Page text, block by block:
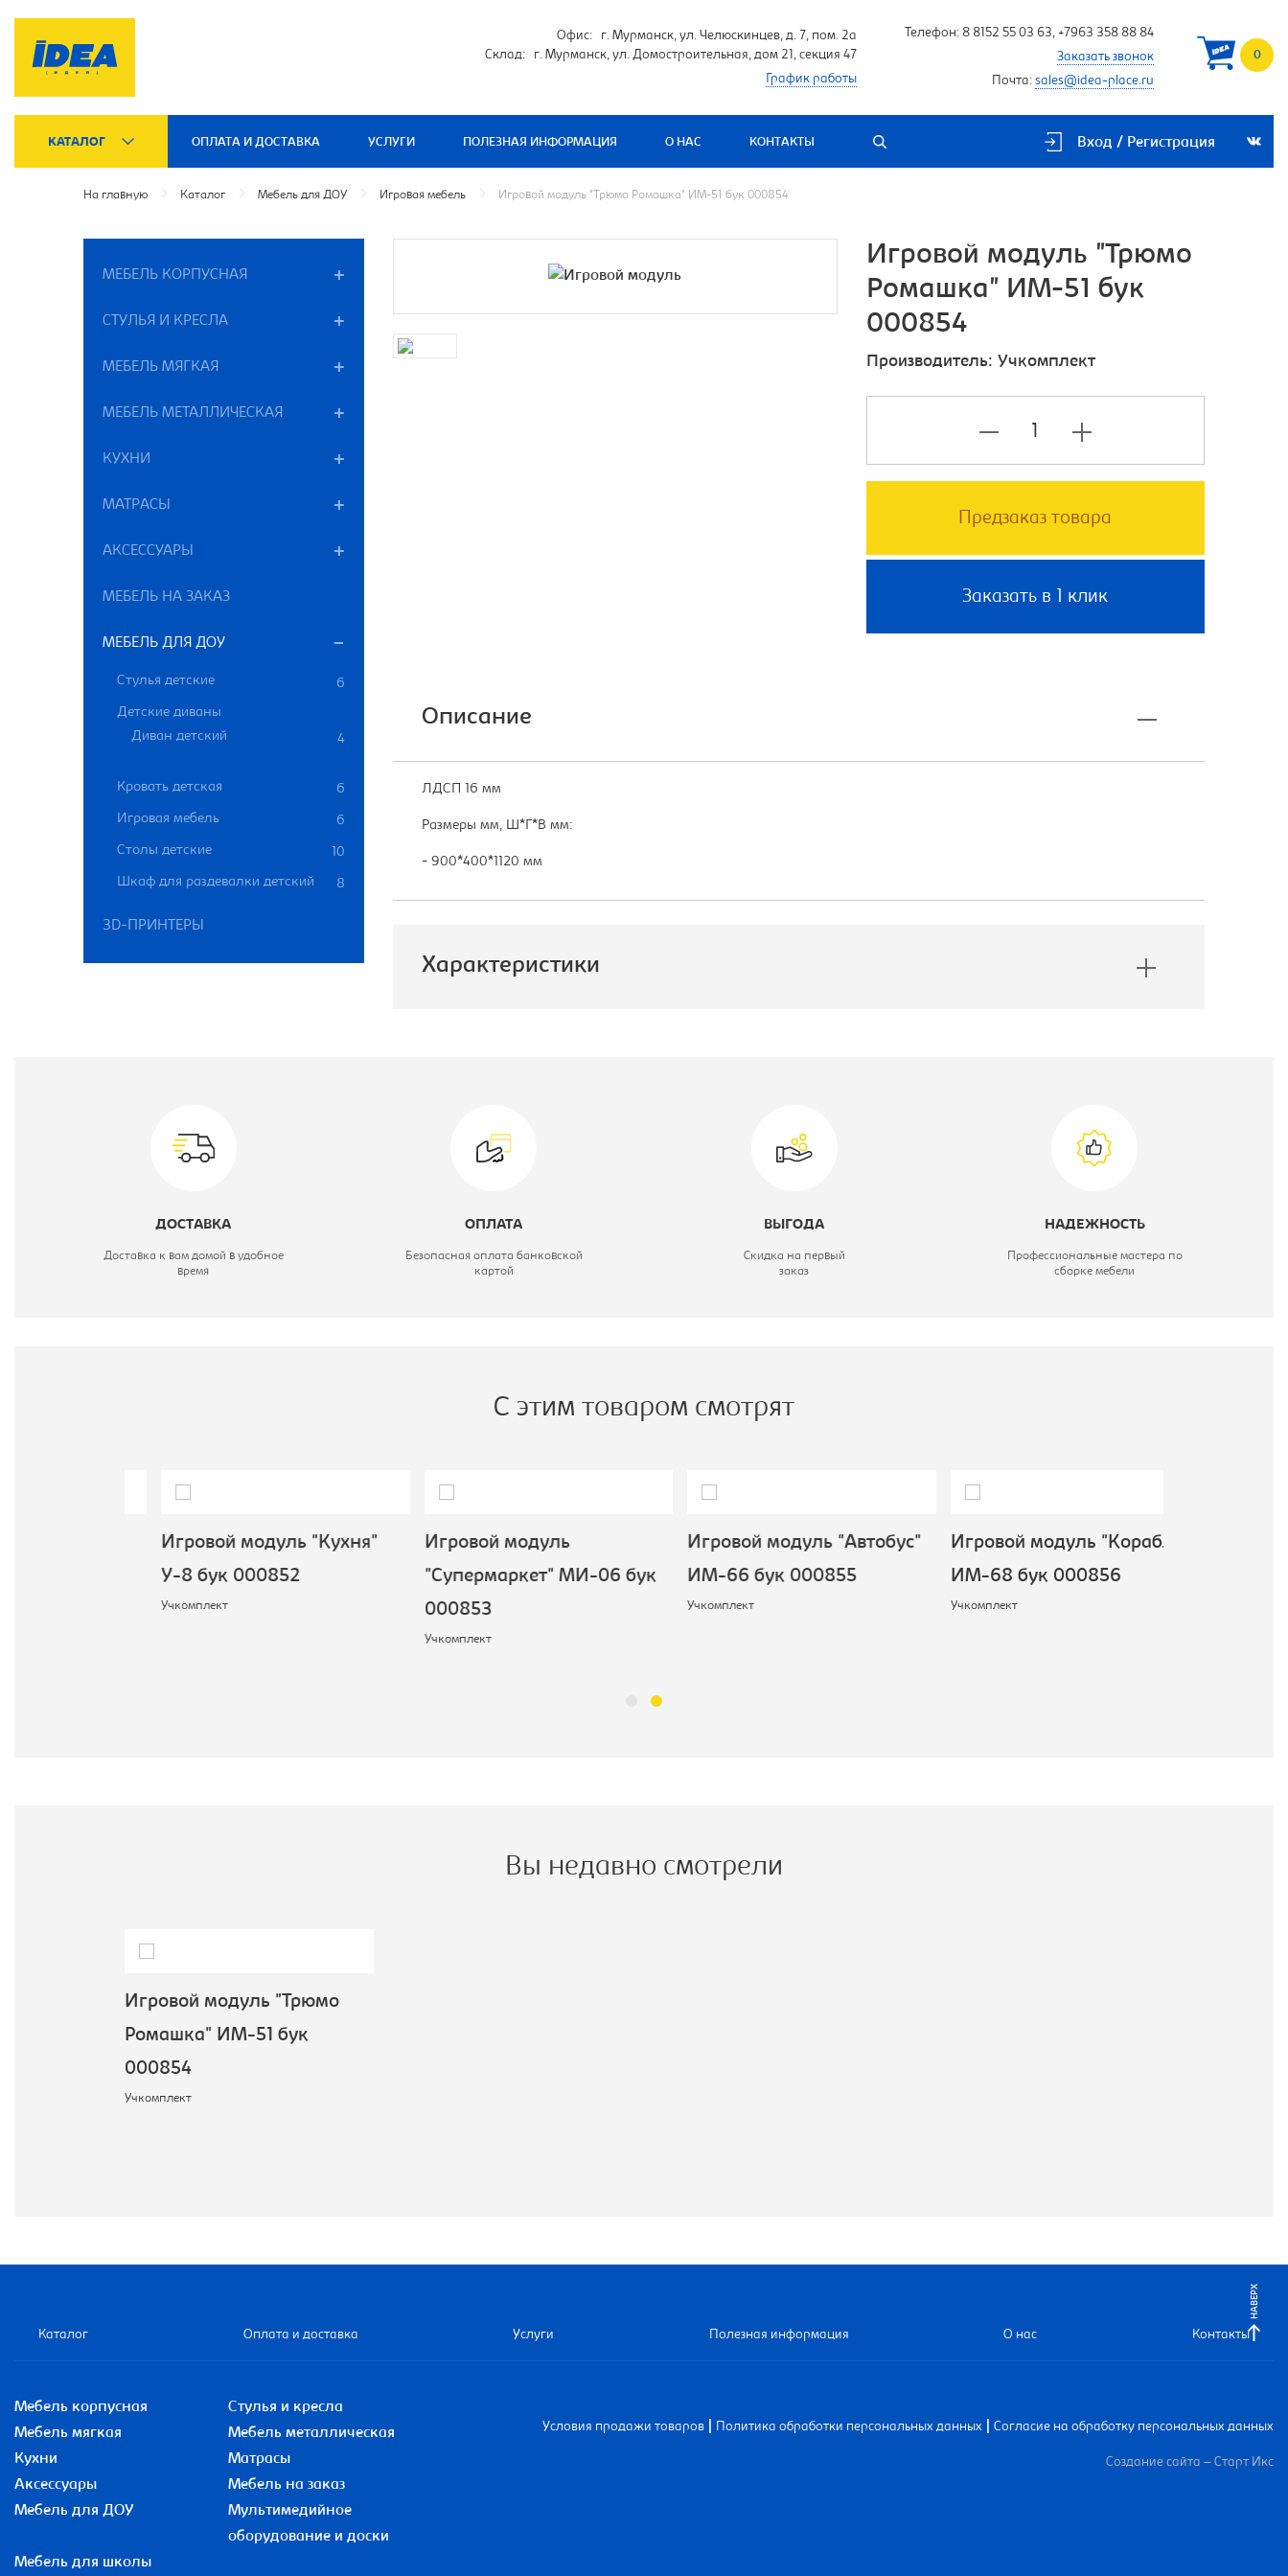
Офис: г. Мурманск, ул. Челюскинцев, д. 7, пом. 2а
Склад: г. Мурманск, ул. Домостроительная, дом 21, секция 47
График работы
Телефон: 8 8152 55 03 63, +7963 358 88 84
Заказать звонок
Почта: sales@idea-place.ru
0
КАТАЛОГ ОПЛАТА И ДОСТАВКА УСЛУГИ ПОЛЕЗНАЯ ИНФОРМАЦИЯ О НАС КОНТАКТЫ Вход / Регистрация
На главную Каталог Мебель для ДОУ Игровая мебель Игровой модуль "Трюмо Ромашка" ИМ-51 бук 000854
МЕБЕЛЬ КОРПУСНАЯ
СТУЛЬЯ И КРЕСЛА
МЕБЕЛЬ МЯГКАЯ
МЕБЕЛЬ МЕТАЛЛИЧЕСКАЯ
КУХНИ
МАТРАСЫ
АКСЕССУАРЫ
МЕБЕЛЬ НА ЗАКАЗ
МЕБЕЛЬ ДЛЯ ДОУ
Стулья детские
6
Детские диваны
Диван детский
4
Кровать детская 6
Игровая мебель 6
Столы детские 10
Шкаф для раздевалки детский 8
3D-ПРИНТЕРЫ
Игровой модуль "Трюмо
Ромашка" ИМ-51 бук
000854
Производитель: Учкомплект
Предзаказ товара
Заказать в 1 клик
Описание
ЛДСП 16 мм
Размеры мм, Ш*Г*В мм:
- 900*400*1120 мм
Характеристики
Глубина, мм:
ДОСТАВКА
Доставка к вам домой в удобное
время
ОПЛАТА
Безопасная оплата банковской
картой
ВЫГОДА
Скидка на первый
заказ
НАДЕЖНОСТЬ
Профессиональные мастера по
сборке мебели
С этим товаром смотрят
Игровой модуль "Кухня"
У-8 бук 000852
Учкомплект
Игровой модуль
"Супермаркет" МИ-06 бук
000853
Учкомплект
Игровой модуль "Автобус"
ИМ-66 бук 000855
Учкомплект
Игровой модуль "Корабль"
ИМ-68 бук 000856
Учкомплект
Вы недавно смотрели
Игровой модуль "Трюмо
Ромашка" ИМ-51 бук
000854
Учкомплект
НАВЕРХ
Каталог Оплата и доставка Услуги Полезная информация О нас Контакты
Мебель корпусная
Стулья и кресла
Мебель мягкая
Мебель металлическая
Кухни
Матрасы
Аксессуары
Мебель на заказ
Мебель для ДОУ
Мультимедийное
оборудование и доски
Мебель для школы
Условия продажи товаров Политика обработки персональных данных Согласие на обработку персональных данных
Создание сайта – Старт Икс